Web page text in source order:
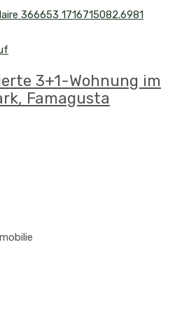
3+1-Wohnung im
Famagusta